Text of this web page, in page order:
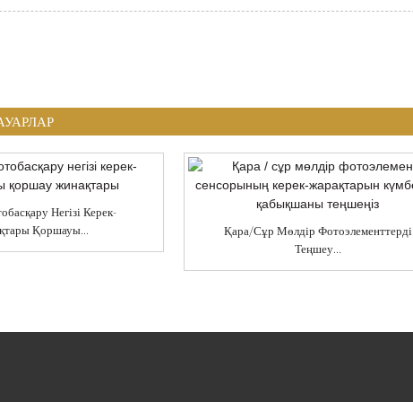
Негізі Керек-
Қоршауы...
Қара/сұр Мөлдір Фотоэлементтерді
Теңшеу...